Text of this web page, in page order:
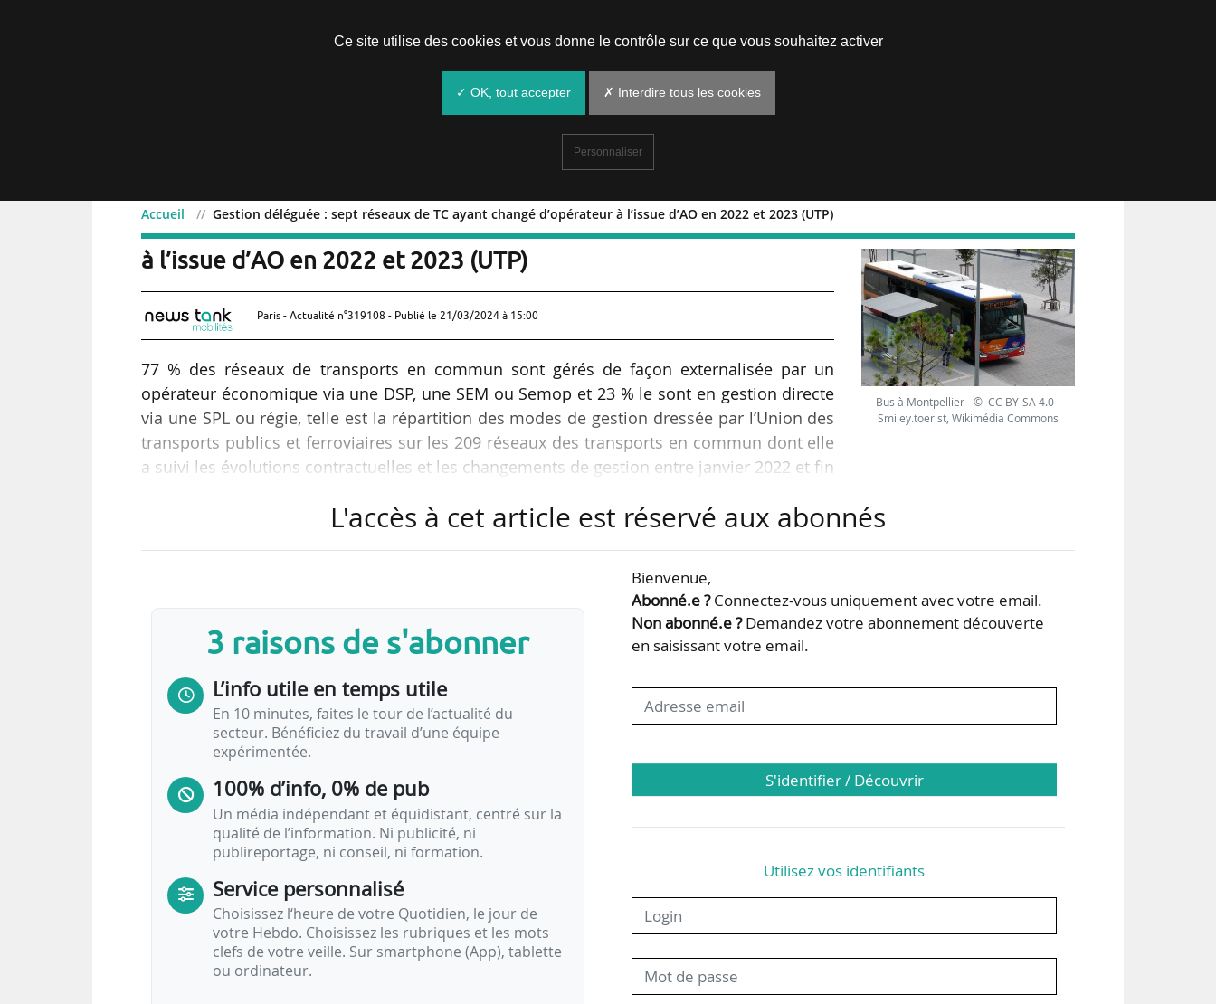
Accueil Gestion déléguée : sept réseaux de TC ayant changé d’opérateur à l’issue d’AO en 2022 et 2023 (UTP)
Gestion déléguée : sept réseaux de TC ayant changé d’opérateur
à l’issue d’AO en 2022 et 2023 (UTP)
Paris - Actualité n°319108 - Publié le 21/03/2024 à 15:00
77 % des réseaux de transports en commun sont gérés de façon externalisée par un
opérateur économique via une DSP, une SEM ou Semop et 23 % le sont en gestion directe
via une SPL ou régie, telle est la répartition des modes de gestion dressée par l’Union des
transports publics et ferroviaires sur les 209 réseaux des transports en commun dont elle
a suivi les évolutions contractuelles et les changements de gestion entre janvier 2022 et fin
• Reprise en régie à Annonay Rhône Agglo (CA du Bassin d’Annonay, Ardèche) de
l’exploitation de son réseau, auparavant délégué à un opérateur …
Bus à Montpellier - © CC BY-SA 4.0 -
Smiley.toerist, Wikimédia Commons
L'accès à cet article est réservé aux abonnés
3 raisons de s'abonner
L’info utile en temps utile
En 10 minutes, faites le tour de l’actualité du
secteur. Bénéficiez du travail d’une équipe
expérimentée.
100% d’info, 0% de pub
Un média indépendant et équidistant, centré sur la
qualité de l’information. Ni publicité, ni
publireportage, ni conseil, ni formation.
Service personnalisé
Choisissez l‘heure de votre Quotidien, le jour de
votre Hebdo. Choisissez les rubriques et les mots
clefs de votre veille. Sur smartphone (App), tablette
ou ordinateur.
Bienvenue,
Abonné.e ?Connectez-vous uniquement avec votre email.
Non abonné.e ?Demandez votre abonnement découverte
en saisissant votre email.
S'identifier / Découvrir
Utilisez vos identifiants
Ce site utilise des cookies et vous donne le contrôle sur ce que vous souhaitez activer
✓ OK, tout accepter ✗ Interdire tous les cookies
Personnaliser